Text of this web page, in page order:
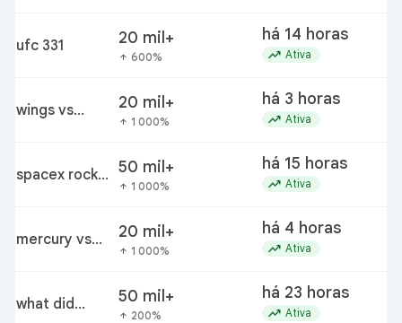
ufc 331 20 mil+
arrow_upward 600%
há 14 horas
trending_up Ativa
wings vs
20 mil+
arrow_upward 1 000%
há 3 horas
trending_up Ativa
spacex rocket 50 mil+
arrow_upward 1 000%
há 15 horas
trending_up Ativa
mercury vs
20 mil+
arrow_upward 1 000%
há 4 horas
trending_up Ativa
what did
50 mil+
arrow_upward 200%
há 23 horas
trending_up Ativa